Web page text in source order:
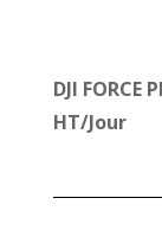
DJI
HT/Jour